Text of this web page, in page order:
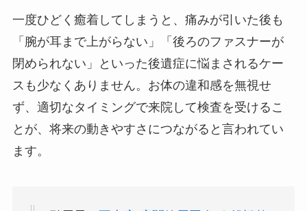
一度ひどく癒着してしまうと、痛みが引いた後も
「腕が耳まで上がらない」「後ろのファスナーが
閉められない」といった後遺症に悩まされるケー
スも少なくありません。お体の違和感を無視せ
ず、適切なタイミングで来院して検査を受けるこ
とが、将来の動きやすさにつながると言われてい
ます。